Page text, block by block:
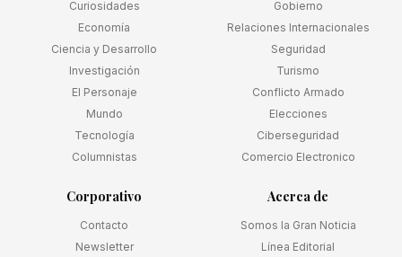
Curiosidades
Economía
Ciencia y Desarrollo
Investigación
El Personaje
Mundo
Tecnología
Columnistas
Gobierno
Relaciones Internacionales
Seguridad
Turismo
Conflicto Armado
Elecciones
Ciberseguridad
Comercio Electronico
Corporativo
Contacto
Newsletter
Acerca de
Somos la Gran Noticia
Línea Editorial